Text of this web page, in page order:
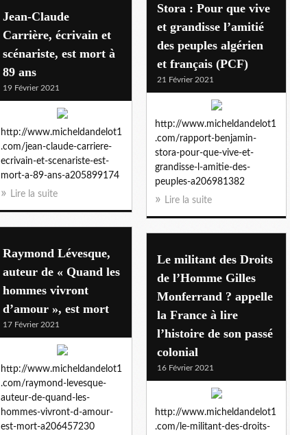
Stora : Pour que vive
et grandisse l’amitié
des peuples algérien
et français (PCF)
21 Février 2021
http://www.micheldandelot1
.com/rapport-benjamin-
stora-pour-que-vive-et-
grandisse-l-amitie-des-
peuples-a206981382
Lire la suite
Jean-Claude
Carrière, écrivain et
scénariste, est mort à
89 ans
19 Février 2021
http://www.micheldandelot1
.com/jean-claude-carriere-
ecrivain-et-scenariste-est-
mort-a-89-ans-a205899174
Lire la suite
Raymond Lévesque,
auteur de « Quand les
hommes vivront
d’amour », est mort
17 Février 2021
http://www.micheldandelot1
.com/raymond-levesque-
auteur-de-quand-les-
hommes-vivront-d-amour-
est-mort-a206457230
Le militant des Droits
de l’Homme Gilles
Monferrand ? appelle
la France à lire
l’histoire de son passé
colonial
16 Février 2021
http://www.micheldandelot1
.com/le-militant-des-droits-